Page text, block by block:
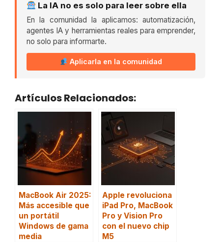
La IA no es solo para leer sobre ella
En la comunidad la aplicamos: automatización,
agentes IA y herramientas reales para emprender,
no solo para informarte.
Aplicarla en la comunidad
Artículos Relacionados:
MacBook Air 2025:
Más accesible que
un portátil
Windows de gama
media
Apple revoluciona
iPad Pro, MacBook
Pro y Vision Pro
con el nuevo chip
M5